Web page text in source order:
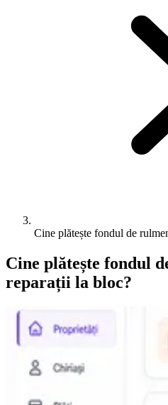
Cine plătește fondul de
Cine plătește fondul
reparații la bloc?